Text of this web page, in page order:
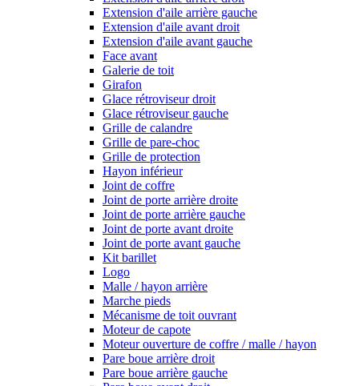
Extension d'aile arrière gauche
Extension d'aile avant droit
Extension d'aile avant gauche
Face avant
Galerie de toit
Girafon
Glace rétroviseur droit
Glace rétroviseur gauche
Grille de calandre
Grille de pare-choc
Grille de protection
Hayon inférieur
Joint de coffre
Joint de porte arrière droite
Joint de porte arrière gauche
Joint de porte avant droite
Joint de porte avant gauche
Kit barillet
Logo
Malle / hayon arrière
Marche pieds
Mécanisme de toit ouvrant
Moteur de capote
Moteur ouverture de coffre / malle / hayon
Pare boue arrière droit
Pare boue arrière gauche